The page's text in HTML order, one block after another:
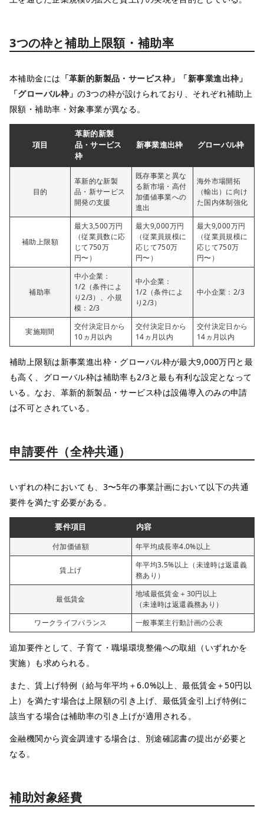
3つの枠と補助上限額・補助率
本補助金には 「革新的新製品・サービス枠」「新事業進出枠」
「グローバル枠」の3つの枠が設けられており、それぞれ補助上
限額・補助率・対象事業が異なる。
項目
革新的新製
品・サービス
枠
新事業進出枠 グローバル枠
目的
革新的な新製
品・新サービス
開発の支援
既存事業と異な
る新市場・高付
加価値事業への
進出
海外市場開拓
（輸出）に向け
た国内体制強化
補助上限額
最大3,500万円
（従業員数に応
じて750万
円〜）
最大9,000万円
（従業員規模に
応じて750万
円〜）
最大9,000万円
（従業員規模に
応じて750万
円〜）
補助率
中小企業：
1/2（条件によ
り2/3）、小規
模：2/3
中小企業：
1/2（条件によ
り2/3）
中小企業：2/3
実施期間
交付決定日から
10ヵ月以内
交付決定日から
14ヵ月以内
交付決定日から
14ヵ月以内
補助上限額は新事業進出枠・グローバル枠が最大9,000万円と最
も高く、グローバル枠は補助率も2/3と最も有利な設定となって
いる。なお、革新的新製品・サービス枠は設備導入のみの申請
は不可とされている。
申請要件（全枠共通）
いずれの枠においても、3〜5年の事業計画において以下の共通
要件を満たす必要がある。
要件項目 内容
付加価値額 年平均成長率4.0%以上
賃上げ
年平均3.5%以上（未達時は返還義
務あり）
最低賃金
地域最低賃金＋30円以上
（未達時は返還義務あり）
ワークライフバランス
一般事業主行動計画の公表
追加要件として、子育て・職場環境整備への取組（いずれかを
実施）も求められる。
また、賃上げ特例（給与年平均＋6.0%以上、最低賃金＋50円以
上）を満たす場合は上限額の引き上げ、最低賃金引上げ特例に
該当する場合は補助率の引き上げが適用される。
金融機関から資金調達する場合は、別途確認書の提出が必要と
なる。
補助対象経費